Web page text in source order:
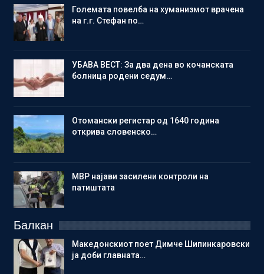
Големата повелба на хуманизмот врачена
на г.г. Стефан по…
УБАВА ВЕСТ: За два дена во кочанската
болница родени седум…
Отомански регистар од 1640 година
открива словенско…
МВР најави засилени контроли на
патиштата
Балкан
Македонскиот поет Димче Шипинкаровски
ја доби главната…